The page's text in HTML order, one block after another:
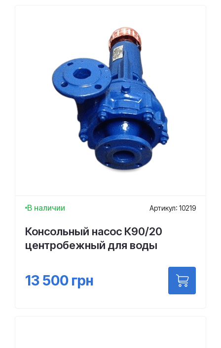
В наличии Артикул: 10219
Консольный насос К90/20
центробежный для воды
13 500 грн